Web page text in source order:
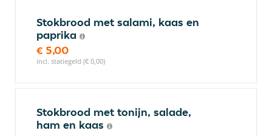
Stokbrood met salami, kaas en
paprika
€ 5,00
incl. statiegeld (€ 0,00)
Stokbrood met tonijn, salade,
ham en kaas